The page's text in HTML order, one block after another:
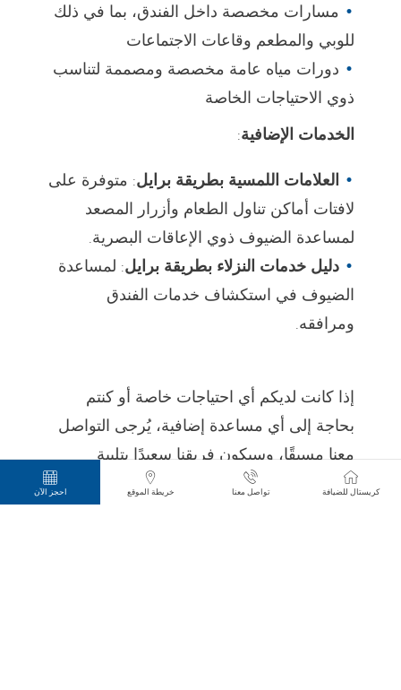
مسارات مخصصة داخل الفندق، بما في ذلك
للوبي والمطعم وقاعات الاجتماعات
دورات مياه عامة مخصصة ومصممة لتناسب
ذوي الاحتياجات الخاصة
الخدمات الإضافية:
العلامات اللمسية بطريقة برايل: متوفرة على
لافتات أماكن تناول الطعام وأزرار المصعد
لمساعدة الضيوف ذوي الإعاقات البصرية.
دليل خدمات النزلاء بطريقة برايل: لمساعدة
الضيوف في استكشاف خدمات الفندق
ومرافقه.
إذا كانت لديكم أي احتياجات خاصة أو كنتم
بحاجة إلى أي مساعدة إضافية، يُرجى التواصل
معنا مسبقًا، وسيكون فريقنا سعيدًا بتلبية
متطلباتكم. نحن ملتزمون بضمان إقامة مريحة
كريستال للضيافة تواصل معنا خريطة الموقع احجز الآن